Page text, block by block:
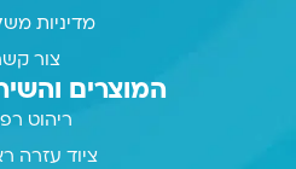
מדיניות
צור
המוצרים
ריהוט
ציוד עזרה